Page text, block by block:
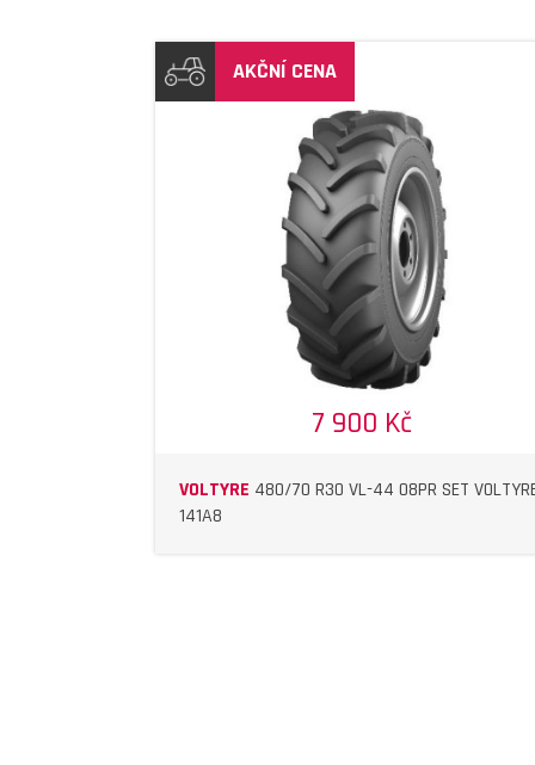
AKČNÍ CENA
7 900 Kč
VOLTYRE 480/70 R30 VL-44 08PR SET
141A8
DETAIL